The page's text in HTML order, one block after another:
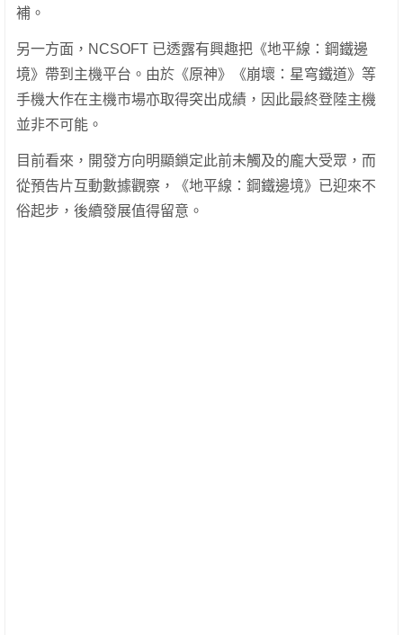
補。
另一方面，NCSOFT 已透露有興趣把《地平線：鋼鐵邊
境》帶到主機平台。由於《原神》《崩壞：星穹鐵道》等
手機大作在主機市場亦取得突出成績，因此最終登陸主機
並非不可能。
目前看來，開發方向明顯鎖定此前未觸及的龐大受眾，而
從預告片互動數據觀察，《地平線：鋼鐵邊境》已迎來不
俗起步，後續發展值得留意。